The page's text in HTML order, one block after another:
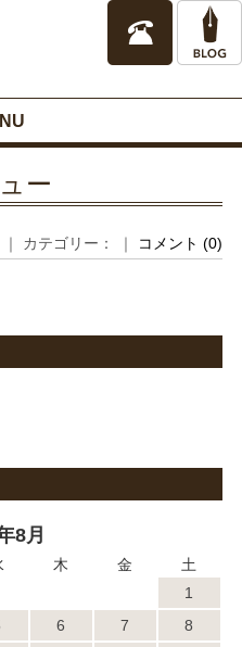
ー
カテゴリー： ｜ コメント (0)
8月
木 金
土
1
6 7
8